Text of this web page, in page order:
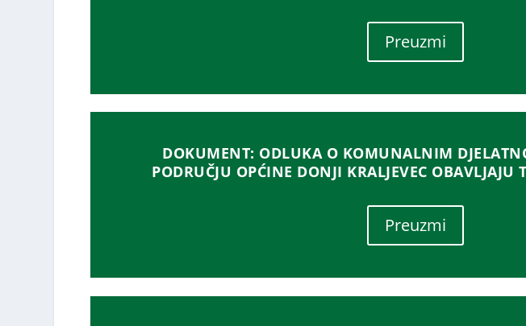
Preuzmi
DOKUMENT: ODLUKA O KOMUNALNIM
PODRUČJU OPĆINE DONJI KRALJEVEC OBAVLJAJU
Preuzmi